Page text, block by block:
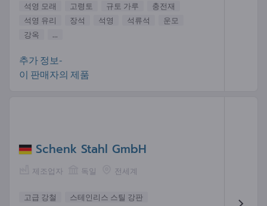
석영 모래 고령토 규토 가루
충전재
석영 유리
장석 석영 석류석
운모
강옥
...
추가 정보-
이 판매자의 제품
Schenk Stahl GmbH
제조업자 독일 전세계
고급 강철
스테인리스 스틸 강판